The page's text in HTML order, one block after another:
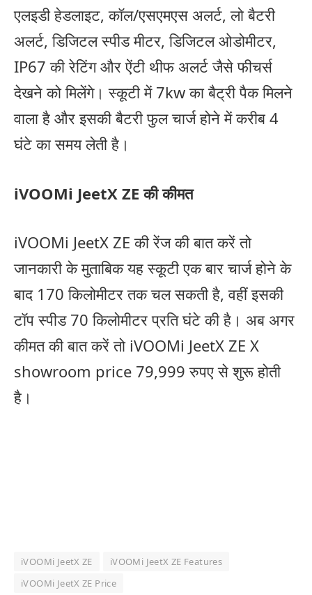
एलइडी हेडलाइट, कॉल/एसएमएस अलर्ट, लो बैटरी
अलर्ट, डिजिटल स्पीड मीटर, डिजिटल ओडोमीटर,
IP67 की रेटिंग और ऐंटी थीफ अलर्ट जैसे फीचर्स
देखने को मिलेंगे। स्कूटी में 7kw का बैट्री पैक मिलने
वाला है और इसकी बैटरी फुल चार्ज होने में करीब 4
घंटे का समय लेती है।
iVOOMi JeetX ZE की कीमत
iVOOMi JeetX ZE की रेंज की बात करें तो
जानकारी के मुताबिक यह स्कूटी एक बार चार्ज होने के
बाद 170 किलोमीटर तक चल सकती है, वहीं इसकी
टॉप स्पीड 70 किलोमीटर प्रति घंटे की है। अब अगर
कीमत की बात करें तो iVOOMi JeetX ZE X
showroom price 79,999 रुपए से शुरू होती
है।
iVOOMi JeetX ZE
iVOOMi JeetX ZE Features
iVOOMi JeetX ZE Price